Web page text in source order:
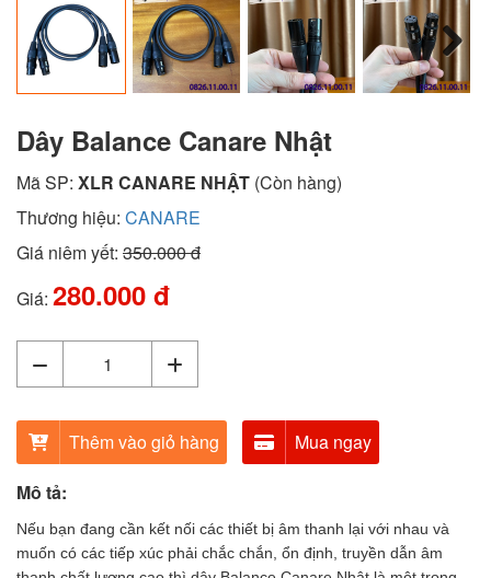
Next
Dây Balance Canare Nhật
Mã SP: XLR CANARE NHẬT (Còn hàng)
Thương hiệu: CANARE
Giá niêm yết: 350.000 đ
Giá: 280.000 đ
Thêm vào giỏ hàng
Mua ngay
Mô tả:
Nếu bạn đang cần kết nối các thiết bị âm thanh lại với nhau và
muốn có các tiếp xúc phải chắc chắn, ổn định, truyền dẫn âm